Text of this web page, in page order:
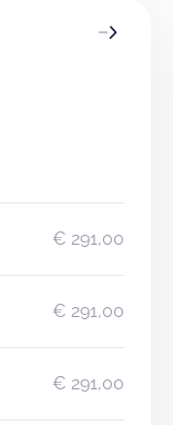
€ 291,00
€ 291,00
€ 291,00